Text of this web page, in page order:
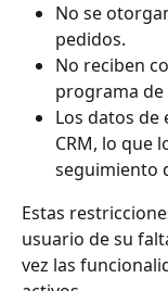
No se
pedidos.
No reciben
programa
Los datos de
CRM, lo que
seguimiento
Estas
usuario de su
vez las